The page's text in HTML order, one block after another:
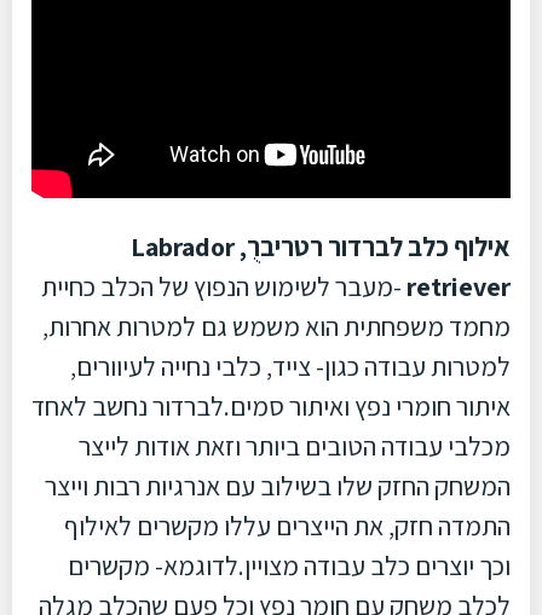
אילוף כלב לברדור רטריברֻֻ, Labrador
retriever-מעבר לשימוש הנפוץ של הכלב כחיית
מחמד משפחתית הוא משמש גם למטרות אחרות,
למטרות עבודה כגון- צייד, כלבי נחייה לעיוורים,
איתור חומרי נפץ ואיתור סמים.לברדור נחשב לאחד
מכלבי עבודה הטובים ביותר וזאת אודות לייצר
המשחק החזק שלו בשילוב עם אנרגיות רבות וייצר
התמדה חזק, את הייצרים עללו מקשרים לאילוף
וכך יוצרים כלב עבודה מצויין.לדוגמא- מקשרים
לכלב משחק עם חומר נפץ וכל פעם שהכלב מגלה